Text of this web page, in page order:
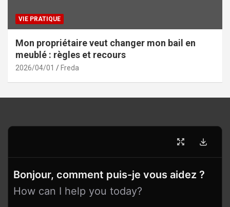
VIE PRATIQUE
Mon propriétaire veut changer mon bail en
meublé : règles et recours
2026/04/01 Freda
Bonjour, comment puis-je vous aidez ?
How can I help you today?